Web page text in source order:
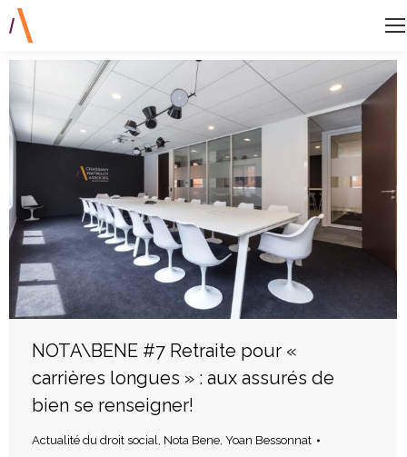
NOTA\BENE #7 Retraite pour «
carrières longues » : aux assurés de
bien se renseigner!
Actualité du droit social Nota Bene Yoan Bessonnat